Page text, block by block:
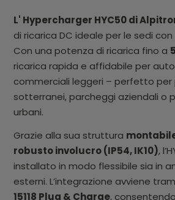
L' Hypercharger HYC50 di
di ricarica DC ideale per le sedi
Con una potenza di ricarica fino a
ricarica rapida e affidabile per
commerciali leggeri – perfetto per
sotterranei, parcheggi aziendali o
urbani.
Grazie alla sua struttura
robusto involucro (IP54, IK10),
installato in modo flessibile sia in
esterni. L’integrazione avviene
15118 Plug & Charge,